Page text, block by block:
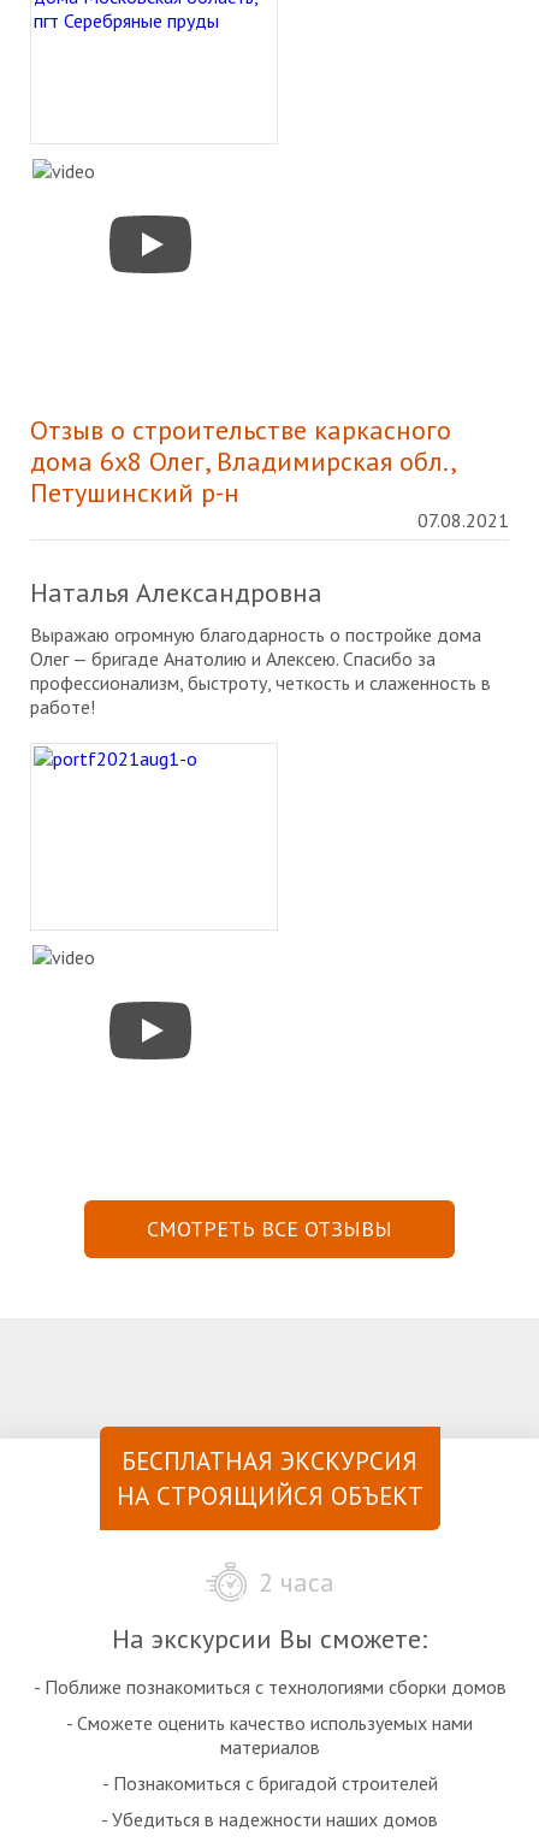
Отзыв о строительстве каркасного
дома 6х8 Олег, Владимирская обл.,
Петушинский р-н
07.08.2021
Наталья Александровна
Выражаю огромную благодарность о постройке дома
Олег — бригаде Анатолию и Алексею. Спасибо за
профессионализм, быстроту, четкость и слаженность в
работе!
СМОТРЕТЬ ВСЕ ОТЗЫВЫ
БЕСПЛАТНАЯ ЭКСКУРСИЯ
НА СТРОЯЩИЙСЯ ОБЪЕКТ
2 часа
На экскурсии Вы сможете:
- Поближе познакомиться с технологиями сборки домов
- Сможете оценить качество используемых нами
материалов
- Познакомиться с бригадой строителей
- Убедиться в надежности наших домов